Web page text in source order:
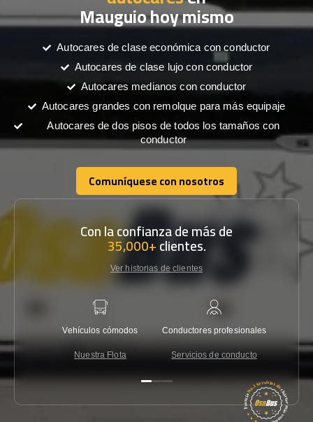
Mauguio hoy mismo
Autocares de clase económica con conductor
Autocares de clase lujo con conductor
Autocares medianos con conductor
Autocares grandes con remolque para más equipaje
Autocares de dos pisos de todos los tamaños con
conductor
Comuníquese con nosotros
Comuníquese con nosotros
Con la confianza de más de
35,000+clientes.
Ver historias de clientes
Vehículos cómodos
Nuestra Flota
Conductores profesionales
Servicios de conducto